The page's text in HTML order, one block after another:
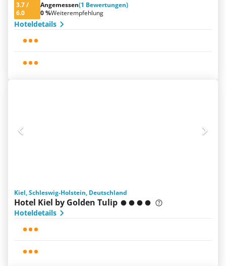
3.7/
6.0
Angemessen(1 Bewertungen)
0 %Weiterempfehlung
Hoteldetails
Kiel, Schleswig-Holstein, Deutschland
Hotel Kiel by Golden Tulip
Hoteldetails